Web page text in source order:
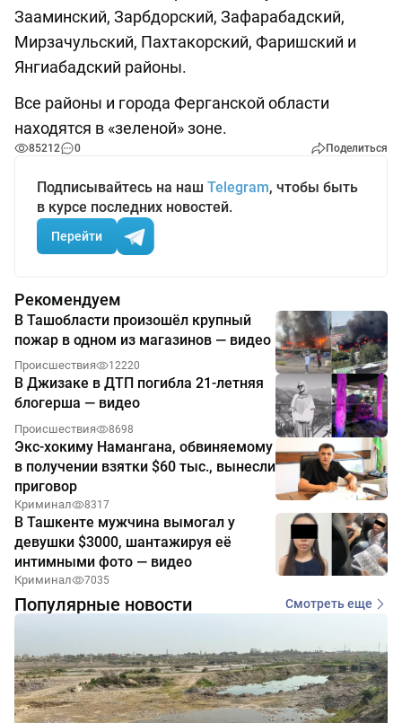
Зааминский, Зарбдорский, Зафарабадский,
Мирзачульский, Пахтакорский, Фаришский и
Янгиабадский районы.
Все районы и города Ферганской области
находятся в «зеленой» зоне.
85212 0 Поделиться
Подписывайтесь на наш Telegram, чтобы быть
в курсе последних новостей.
Перейти
Рекомендуем
В Ташобласти произошёл крупный
пожар в одном из магазинов — видео
Происшествия 12220
В Джизаке в ДТП погибла 21-летняя
блогерша — видео
Происшествия 8698
Экс-хокиму Намангана, обвиняемому
в получении взятки $60 тыс., вынесли
приговор
Криминал 8317
В Ташкенте мужчина вымогал у
девушки $3000, шантажируя её
интимными фото — видео
Криминал 7035
Популярные новости Смотреть еще